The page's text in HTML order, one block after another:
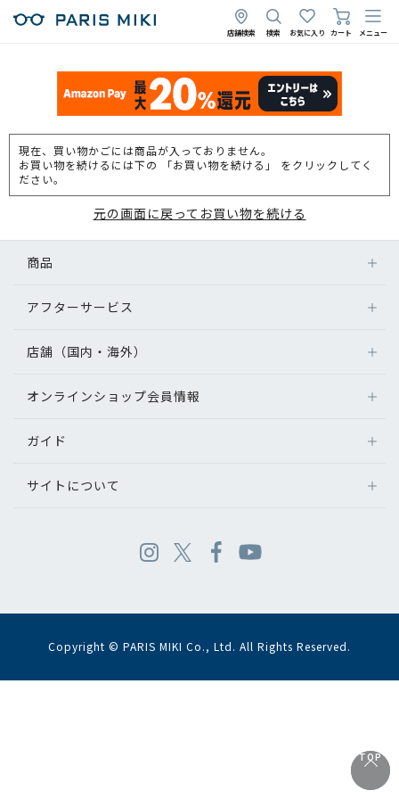
店舗検索 検索 お気に入り カート メニュー
現在、買い物かごには商品が入っておりません。
お買い物を続けるには下の 「お買い物を続ける」 をクリックしてく
ださい。
元の画面に戻ってお買い物を続ける
TOP
TOP
商品
アフターサービス
店舗（国内・海外）
オンラインショップ会員情報
ガイド
サイトについて
Copyright © PARIS MIKI Co., Ltd. All Rights Reserved.